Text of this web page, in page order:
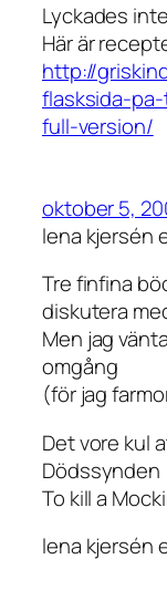
Lyckades
Här är
http://
flasksida-
full-version/
oktober 5,
lena kjersén
Tre finfina
diskutera
Men jag
omgång
(för jag
Det vore kul
Dödssynden
To kill a
lena kjersén